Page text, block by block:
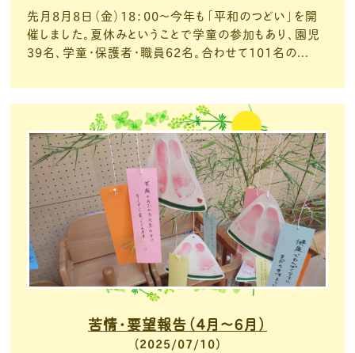
先月8月8日（金）18：00～今年も「平和のつどい」を開
催しました。夏休みということで学童の参加もあり、園児
39名、学童・保護者・職員62名。合わせて101名の...
2025/07/10
苦情・要望報告（４月～６月）